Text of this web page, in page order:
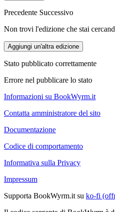
Precedente Successivo
Non trovi l'edizione che stai
Aggiungi un'altra edizione
Stato pubblicato correttamente
Errore nel pubblicare lo stato
Informazioni su BookWyrm.it
Contatta amministratore del sito
Documentazione
Codice di comportamento
Informativa sulla Privacy
Impressum
Supporta BookWyrm.it su ko-fi